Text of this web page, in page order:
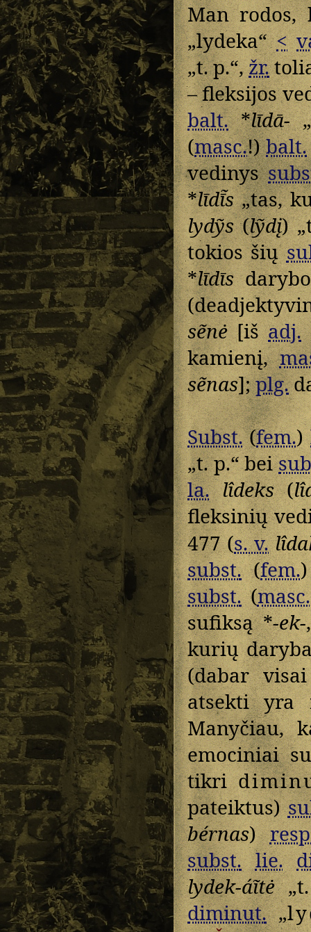
Man
„lydeka“<
„t. p.“,žr.
– fleksijos
balt.*līdā-
(masc.!)balt.
vedinys
*līdī̃s„tas,
lydỹs(lỹdį)
tokios šių
*līdīs
sẽnė[išadj.
kamienį,
sẽnas];plg.
Subst.(fem.)
„t. p.“ bei
la. lîdeks(
fleksinių
477 (s. v.
subst.(fem.
subst.(masc.
sufiksą *-ek-
kurių
(dabar
atsekti yra
Manyčiau,
emociniai
tikri
pateiktus)
bérnas)
subst. lie.
lydek-áĩtė„t.
diminut.„